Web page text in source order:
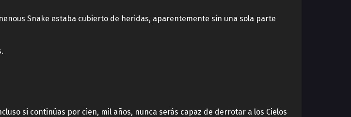
Snake estaba cubierto de heridas, aparentemente sin una sola parte
si continúas por cien, mil años, nunca serás capaz de derrotar a los Cielos